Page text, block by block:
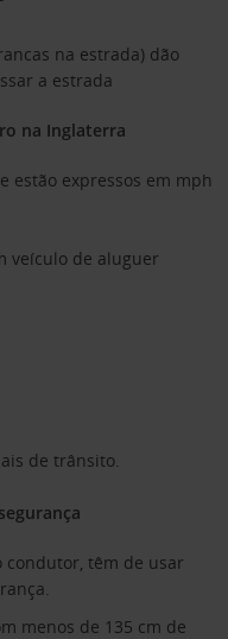
na estrada) dão
a estrada
na Inglaterra
estão expressos em mph
veículo de aluguer
de trânsito.
condutor, têm de usar
menos de 135 cm de